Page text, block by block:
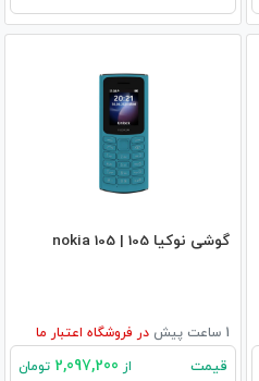
گوشی نوکیا 105 | nokia 105
1 ساعت پیش در فروشگاه اعتبار ما
قیمت از تومان